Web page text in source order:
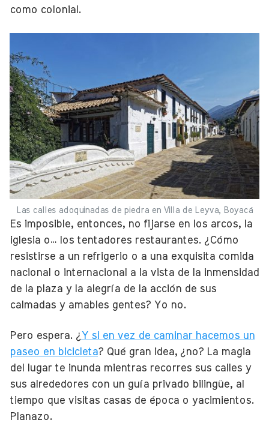
como colonial.
Las calles adoquinadas de piedra en Villa de Leyva, Boyacá
Es imposible, entonces, no fijarse en los arcos, la
iglesia o… los tentadores restaurantes. ¿Cómo
resistirse a un refrigerio o a una exquisita comida
nacional o internacional a la vista de la inmensidad
de la plaza y la alegría de la acción de sus
calmadas y amables gentes? Yo no.
Pero espera. ¿ Y si en vez de caminar hacemos un
paseo en bicicleta? Qué gran idea, ¿no? La magia
del lugar te inunda mientras recorres sus calles y
sus alrededores con un guía privado bilingüe, al
tiempo que visitas casas de época o yacimientos.
Planazo.